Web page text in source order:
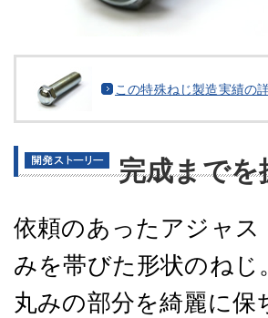
この特殊ねじ製造実績の
完成までを
依頼のあったアジャ
みを帯びた形状のねじ
丸みの部分を綺麗に